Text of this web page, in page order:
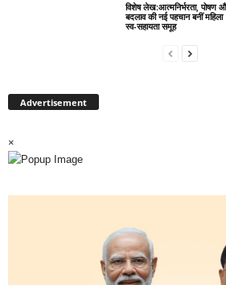
विशेष लेख:आत्मनिर्भरता, पोषण
बदलाव की नई पहचान बनीं महिला
स्व-सहायता समूह
Advertisement
×